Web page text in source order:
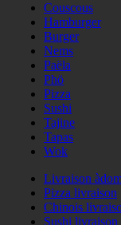
Couscous
Hamburger
Burger
Nems
Paëla
Phö
Pizza
Sushi
Tajine
Tapas
Wok
Livraison
Pizza livraison
Chinois
Sushi livraison